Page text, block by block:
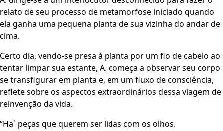
relato de seu processo de metamorfose iniciado quando
ela ganha uma pequena planta de sua vizinha do andar de
cima.
Certo dia, vendo-se presa à planta por um fio de cabelo ao
tentar limpar sua estante, A. começa a observar seu corpo
se transfigurar em planta e, em um fluxo de consciência,
reflete sobre os aspectos extraordinários dessa viagem de
reinvenção da vida.
“Ha´ peças que querem ser lidas com os olhos.